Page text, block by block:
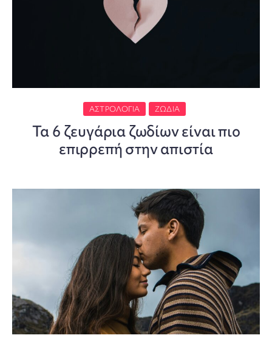
ΑΣΤΡΟΛΟΓΊΑ ΖΏΔΙΑ
Τα 6 ζευγάρια ζωδίων είναι πιο
επιρρεπή στην απιστία